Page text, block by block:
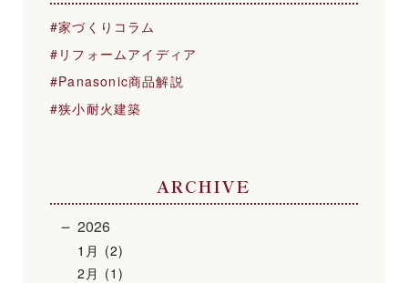
家づくりコラム
リフォームアイディア
Panasonic商品解説
狭小耐火建築
ARCHIVE
2026
1月 (2)
2月 (1)